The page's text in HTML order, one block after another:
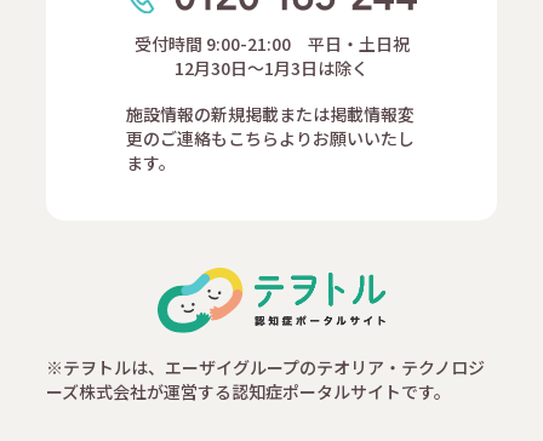
受付時間 9:00-21:00 平日・土日祝
12月30日～1月3日は除く
施設情報の新規掲載または掲載情報変
更のご連絡もこちらよりお願いいたし
ます。
※テヲトルは、エーザイグループのテオリア・テクノロジ
ーズ株式会社が運営する認知症ポータルサイトです。